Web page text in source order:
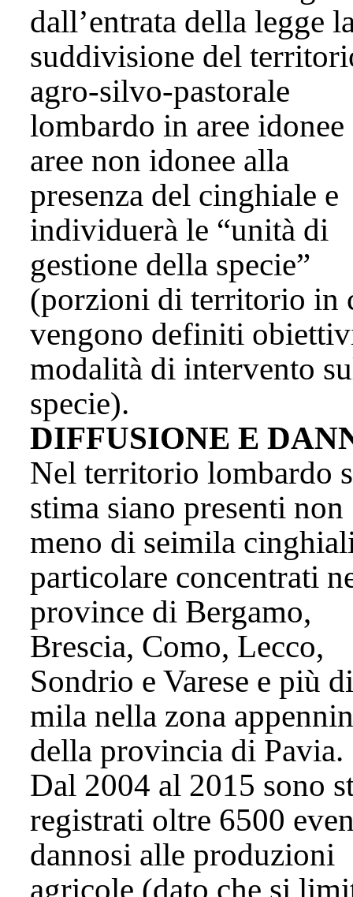
dall’entrata della legge
suddivisione del
agro-silvo-pastorale
lombardo in aree idonee
aree non idonee alla
presenza del cinghiale e
individuerà le “unità di
gestione della specie”
(porzioni di territorio in
vengono definiti
modalità di intervento
specie).
DIFFUSIONE E
Nel territorio lombardo
stima siano presenti non
meno di seimila
particolare concentrati
province di Bergamo,
Brescia, Como, Lecco,
Sondrio e Varese e più
mila nella zona
della provincia di Pavia.
Dal 2004 al 2015 sono
registrati oltre 6500
dannosi alle produzioni
agricole (dato che si